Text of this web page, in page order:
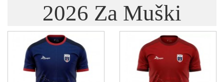
2026 Za Muški